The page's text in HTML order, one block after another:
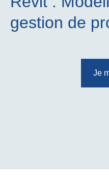
gestion de
Je